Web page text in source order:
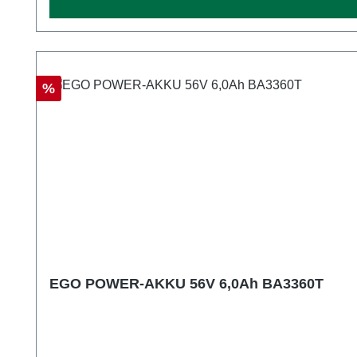
Rabatt
%
EGO POWER-AKKU 56V 6,0Ah BA3360T